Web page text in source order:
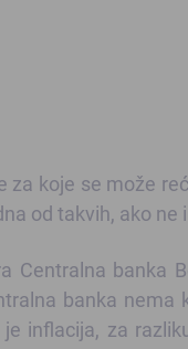
za koje se može
od takvih, ako ne
Centralna banka
banka
inflacija, za